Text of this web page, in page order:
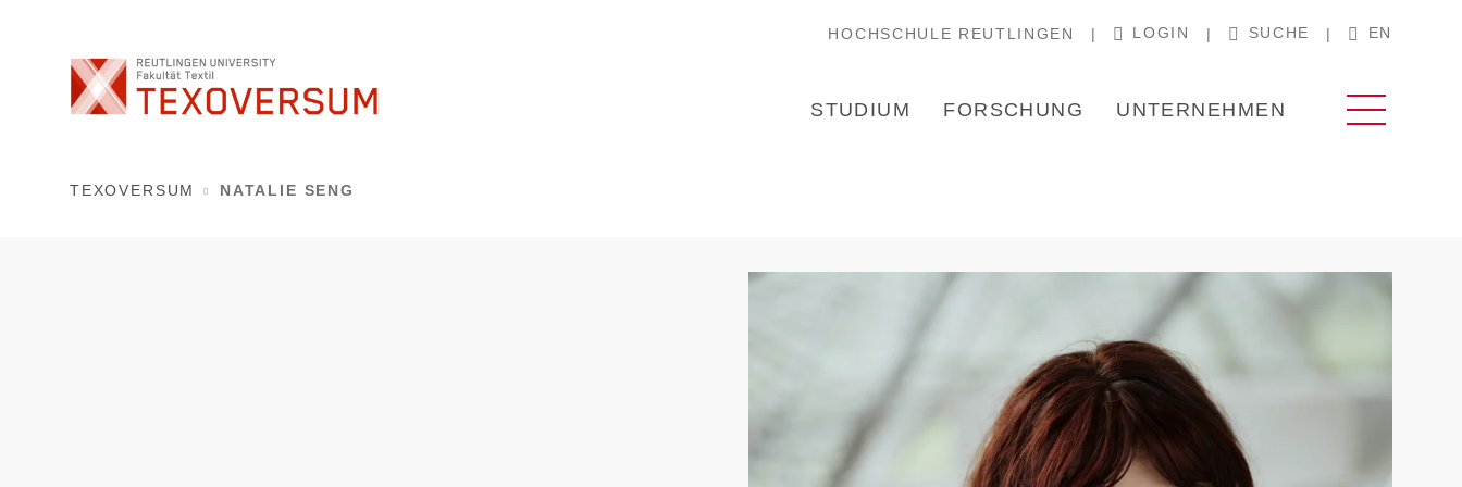
HOCHSCHULE REUTLINGEN LOGIN SUCHE EN
STUDIUM FORSCHUNG UNTERNEHMEN
TEXOVERSUM NATALIE SENG